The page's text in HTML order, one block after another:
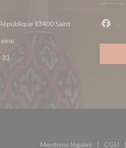
93400 Saint-
((ouvre une nouvelle fenêtre))
33
Mentions légales
CGU